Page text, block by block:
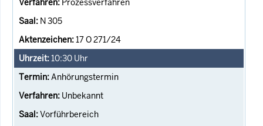
Prozessverfahren
N 305
17 O 271/24
10:30 Uhr
Anhörungstermin
Unbekannt
Vorführbereich